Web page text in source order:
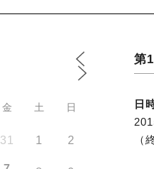
金 土 日
31 1 2
第
日
（